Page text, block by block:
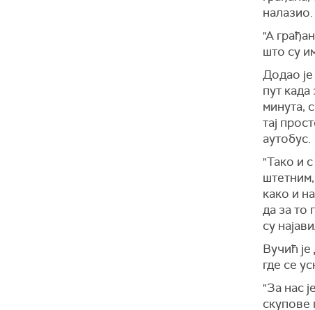
налазио.
"А
што су
Додао
пут
минута,
тај
аутобус.
"Тако и
како и
да за то
су
Вучић
где се
"За нас
скупове